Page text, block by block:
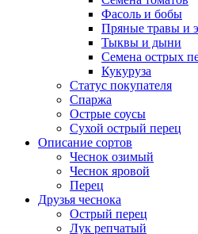
Фасоль и бобы
Пряные травы и
Тыквы и дыни
Семена острых
Кукуруза
Статус покупателя
Спаржа
Острые соусы
Сухой острый перец
Описание сортов
Чеснок озимый
Чеснок яровой
Перец
Друзья чеснока
Острый перец
Лук репчатый